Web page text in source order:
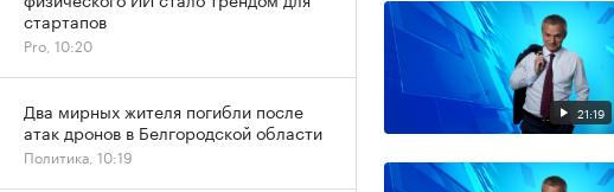
21:19
стартапов
Pro, 10:20
Два мирных жителя погибли после
атак дронов в Белгородской области
Политика, 10:19